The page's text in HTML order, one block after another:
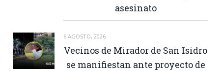
asesinato
6 AGOSTO, 2026
Vecinos de Mirador de San Isidro
se manifiestan ante proyecto de